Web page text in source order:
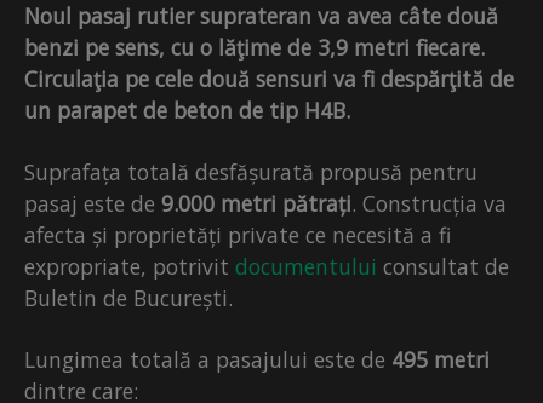
Noul pasaj rutier suprateran va avea câte două
benzi pe sens, cu o lăţime de 3,9 metri fiecare.
Circulaţia pe cele două sensuri va fi despărţită de
un parapet de beton de tip H4B.
Suprafața totală desfășurată propusă pentru
pasaj este de 9.000 metri pătrați. Construcția va
afecta și proprietăți private ce necesită a fi
expropriate, potrivit documentului consultat de
Buletin de București.
Lungimea totală a pasajului este de 495 metri
dintre care: